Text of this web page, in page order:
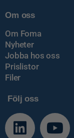
Om oss
Om Foma
Nyheter
Jobba hos oss
Prislistor
Filer
Följ oss